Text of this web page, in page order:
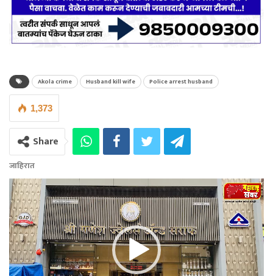
Akola crime Husband kill wife Police arrest husband
1,373
Share
जाहिरात
Video
Player